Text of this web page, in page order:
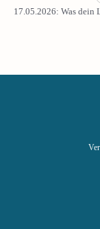
17.05.2026: Was dein